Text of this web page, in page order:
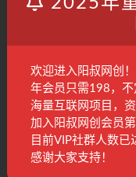
登录... 后才能评论
联系客服
欢迎进入阳叔网创！
年会员只需198，
海量互联网项目，
加入阳叔网创会员
目前VIP社群人数已
感谢大家支持！